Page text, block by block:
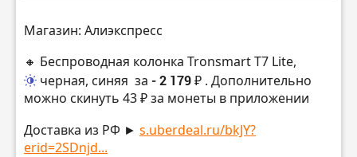
Магазин: Алиэкспресс
🔸 Беспроводная колонка Tronsmart T7 Lite,
черная, синяя за - 2 179 ₽ . Дополнительно
можно скинуть 43 ₽ за монеты в приложении
Доставка из РФ ► s.uberdeal.ru/bkJY?
erid=2SDnjd...